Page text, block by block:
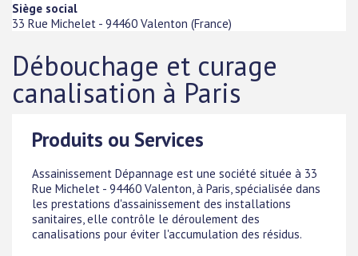
Siège social
33 Rue Michelet - 94460 Valenton (France)
Débouchage et curage
canalisation à Paris
Produits ou Services
Assainissement Dépannage est une société située à 33
Rue Michelet - 94460 Valenton, à Paris, spécialisée dans
les prestations d'assainissement des installations
sanitaires, elle contrôle le déroulement des
canalisations pour éviter l'accumulation des résidus.